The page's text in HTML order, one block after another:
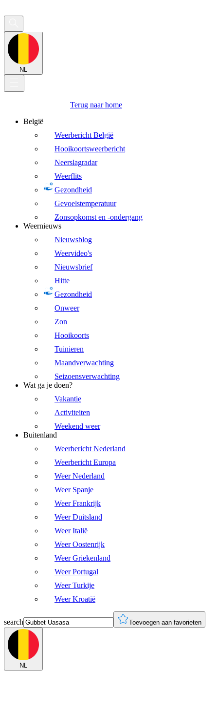
NL
Terug naar home
België
Weerbericht België
Hooikoortsweerbericht
Neerslagradar
Weerflits
Gezondheid
Gevoelstemperatuur
Zonsopkomst en -ondergang
Weernieuws
Nieuwsblog
Weervideo's
Nieuwsbrief
Hitte
Gezondheid
Onweer
Zon
Hooikoorts
Tuinieren
Maandverwachting
Seizoensverwachting
Wat ga je doen?
Vakantie
Activiteiten
Weekend weer
Buitenland
Weerbericht Nederland
Weerbericht Europa
Weer Nederland
Weer Spanje
Weer Frankrijk
Weer Duitsland
Weer Italië
Weer Oostenrijk
Weer Griekenland
Weer Portugal
Weer Turkije
Weer Kroatië
search Toevoegen aan favorieten
NL